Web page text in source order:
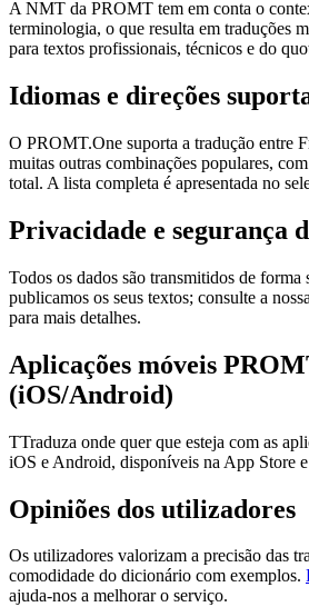
A NMT da PROMT tem em conta o
terminologia, o que resulta em traduções
para textos profissionais, técnicos e do
Idiomas e direções
O PROMT.One suporta a tradução entre
muitas outras combinações populares,
total. A lista completa é apresentada no
Privacidade e segurança
Todos os dados são transmitidos de
publicamos os seus textos; consulte a nossa
para mais detalhes.
Aplicações móveis
(iOS/Android)
TTraduza onde quer que esteja com as
iOS e Android, disponíveis na App Store
Opiniões dos utilizadores
Os utilizadores valorizam a precisão das
comodidade do dicionário com exemplos.
ajuda-nos a melhorar o serviço.